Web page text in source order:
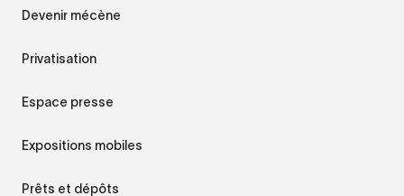
Devenir mécène
Privatisation
Espace presse
Expositions mobiles
Prêts et dépôts